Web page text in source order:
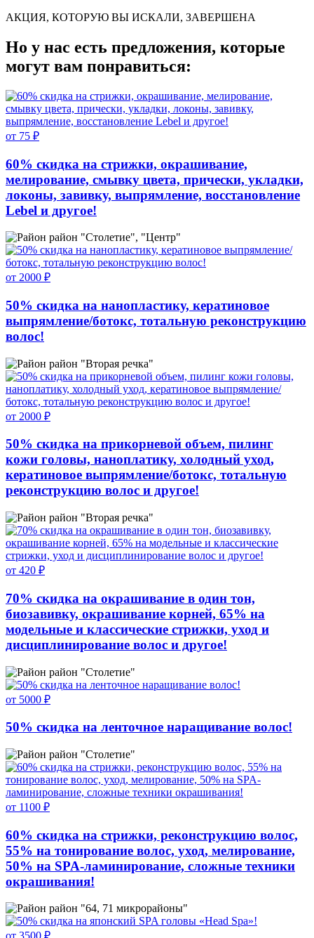
АКЦИЯ, КОТОРУЮ ВЫ ИСКАЛИ, ЗАВЕРШЕНА
Но у нас есть предложения, которые
могут вам понравиться:
от 75 ₽
60% скидка на стрижки, окрашивание,
мелирование, смывку цвета, прически, укладки,
локоны, завивку, выпрямление, восстановление
Lebel и другое!
район "Столетие", "Центр"
от 2000 ₽
50% скидка на нанопластику, кератиновое
выпрямление/ботокс, тотальную реконструкцию
волос!
район "Вторая речка"
от 2000 ₽
50% скидка на прикорневой объем, пилинг
кожи головы, наноплатику, холодный уход,
кератиновое выпрямление/ботокс, тотальную
реконструкцию волос и другое!
район "Вторая речка"
от 420 ₽
70% скидка на окрашивание в один тон,
биозавивку, окрашивание корней, 65% на
модельные и клaссические стрижки, уход и
дисциплинирование волос и другое!
район "Столетие"
от 5000 ₽
50% скидка на ленточное наращивание волос!
район "Столетие"
от 1100 ₽
60% скидка на стрижки, реконструкцию волос,
55% на тонирование волос, уход, мелирование,
50% на SPA-ламинирование, сложные техники
окрашивания!
район "64, 71 микрорайоны"